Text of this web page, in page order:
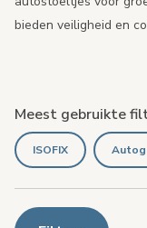
bieden veiligheid en
Meest gebruikte
ISOFIX